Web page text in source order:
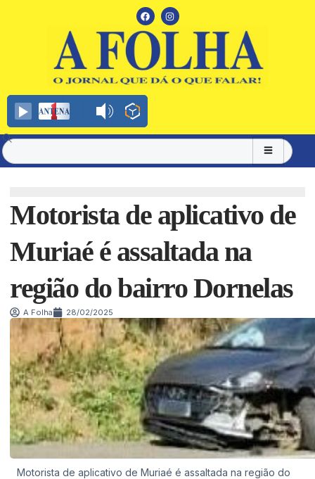
Motorista de aplicativo de
Muriaé é assaltada na
região do bairro Dornelas
A Folha 28/02/2025
Motorista de aplicativo de Muriaé é assaltada na região do